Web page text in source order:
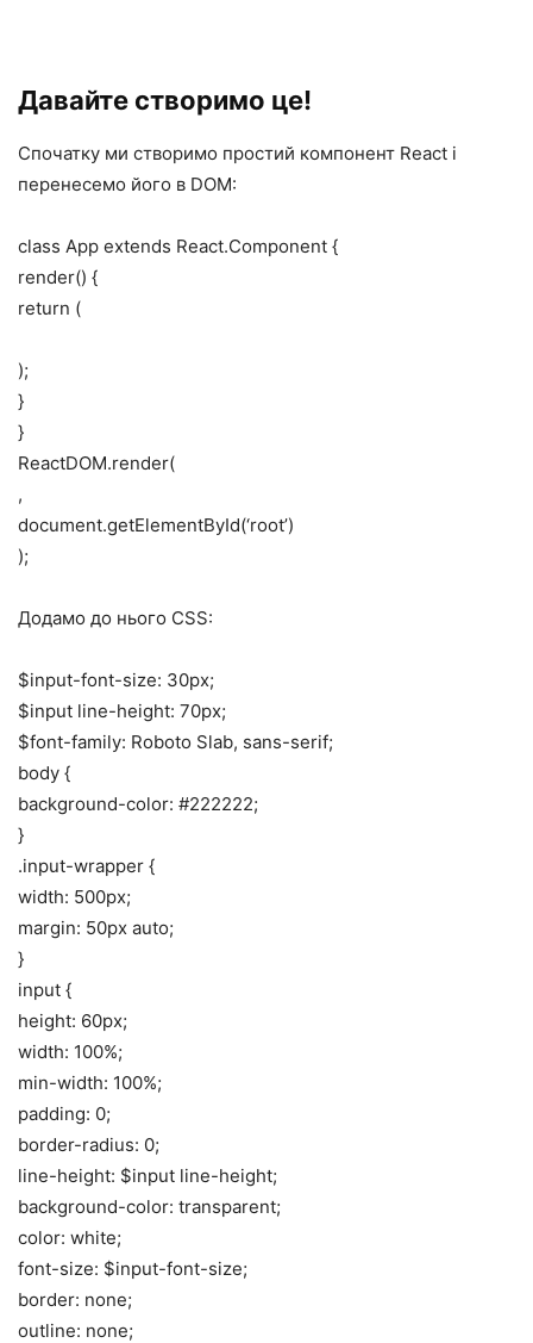
Давайте створимо це!
Спочатку ми створимо простий компонент React і
перенесемо його в DOM:
class App extends React.Component {
render() {
return (
);
}
}
ReactDOM.render(
,
document.getElementById(‘root’)
);
Додамо до нього CSS:
$input-font-size: 30px;
$input line-height: 70px;
$font-family: Roboto Slab, sans-serif;
body {
background-color: #222222;
}
.input-wrapper {
width: 500px;
margin: 50px auto;
}
input {
height: 60px;
width: 100%;
min-width: 100%;
padding: 0;
border-radius: 0;
line-height: $input line-height;
background-color: transparent;
color: white;
font-size: $input-font-size;
border: none;
outline: none;